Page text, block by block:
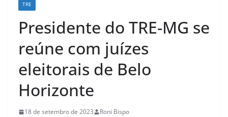
TRE
Presidente do TRE-MG se
reúne com juízes
eleitorais de Belo
Horizonte
18 de setembro de 2023 Roni Bispo